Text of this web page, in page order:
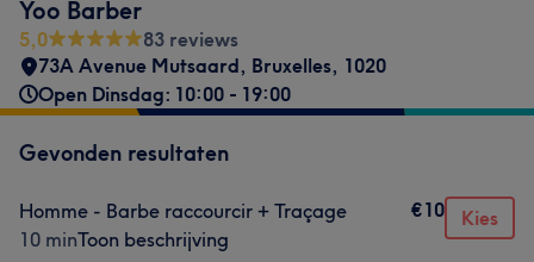
Yoo Barber
5,0
83 reviews
73A Avenue Mutsaard, Bruxelles, 1020
Open Dinsdag: 10:00 - 19:00
Gevonden resultaten
Homme - Barbe raccourcir + Traçage
10 minToon beschrijving
€10 Kies